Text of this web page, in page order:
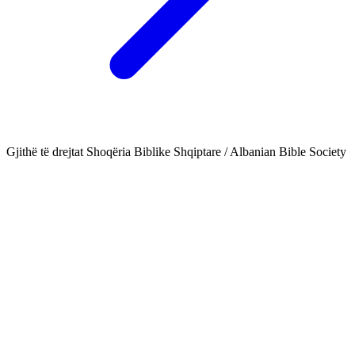
Gjithë të drejtat Shoqëria Biblike Shqiptare / Albanian Bible Society